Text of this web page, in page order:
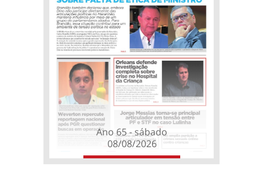
Ano 65 - sábado
08/08/2026